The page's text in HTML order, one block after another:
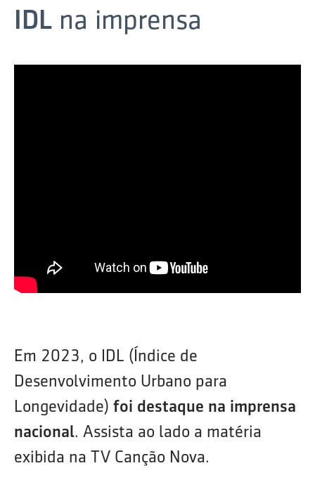
IDL na imprensa
Em 2023, o IDL (Índice de
Desenvolvimento Urbano para
Longevidade) foi destaque na imprensa
nacional. Assista ao lado a matéria
exibida na TV Canção Nova.